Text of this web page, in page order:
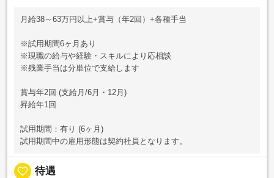
月給38～63万円以上+賞与（年2回）+各種手当
※試用期間6ヶ月あり
※現職の給与や経験・スキルにより応相談
※残業手当は分単位で支給します
賞与年2回 (支給月/6月・12月)
昇給年1回
試用期間：有り (6ヶ月)
試用期間中の雇用形態は契約社員となります。
favorite_border 待遇